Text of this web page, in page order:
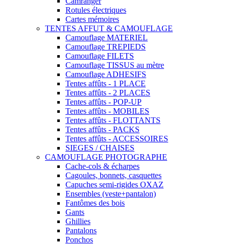
Rotules électriques
Cartes mémoires
TENTES AFFUT & CAMOUFLAGE
Camouflage MATERIEL
Camouflage TREPIEDS
Camouflage FILETS
Camouflage TISSUS au mètre
Camouflage ADHESIFS
Tentes affûts - 1 PLACE
Tentes affûts - 2 PLACES
Tentes affûts - POP-UP
Tentes affûts - MOBILES
Tentes affûts - FLOTTANTS
Tentes affûts - PACKS
Tentes affûts - ACCESSOIRES
SIEGES / CHAISES
CAMOUFLAGE PHOTOGRAPHE
Cache-cols & écharpes
Cagoules, bonnets, casquettes
Capuches semi-rigides OXAZ
Ensembles (veste+pantalon)
Fantômes des bois
Gants
Ghillies
Pantalons
Ponchos